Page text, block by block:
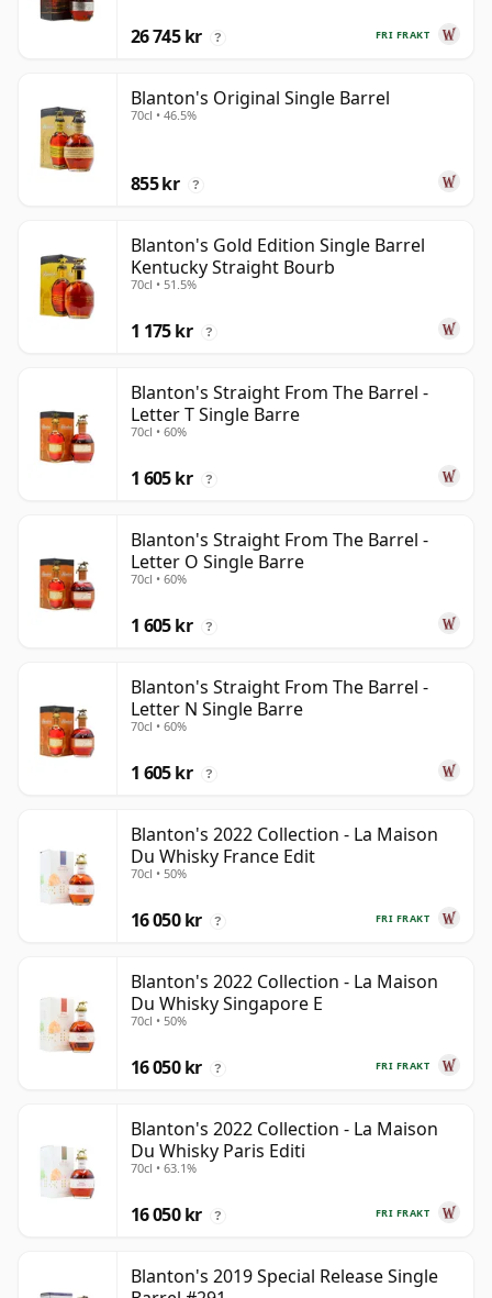
FRI FRAKT
26 745 kr ?
Blanton's Original Single Barrel
70cl • 46.5%
855 kr ?
Blanton's Gold Edition Single Barrel
Kentucky Straight Bourb
70cl • 51.5%
1 175 kr ?
Blanton's Straight From The Barrel -
Letter T Single Barre
70cl • 60%
1 605 kr ?
Blanton's Straight From The Barrel -
Letter O Single Barre
70cl • 60%
1 605 kr ?
Blanton's Straight From The Barrel -
Letter N Single Barre
70cl • 60%
1 605 kr ?
Blanton's 2022 Collection - La Maison
Du Whisky France Edit
70cl • 50%
FRI FRAKT
16 050 kr ?
Blanton's 2022 Collection - La Maison
Du Whisky Singapore E
70cl • 50%
FRI FRAKT
16 050 kr ?
Blanton's 2022 Collection - La Maison
Du Whisky Paris Editi
70cl • 63.1%
FRI FRAKT
16 050 kr ?
Blanton's 2019 Special Release Single